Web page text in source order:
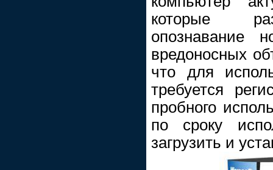
которые
опознавание
вредоносных
что для
требуется
пробного
по сроку
загрузить и